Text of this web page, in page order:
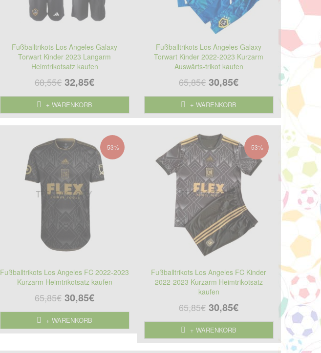
Fußballtrikots Los Angeles Galaxy
Torwart Kinder 2023 Langarm
Heimtrikotsatz kaufen
68,55€ 32,85€
+ WARENKORB
Fußballtrikots Los Angeles Galaxy
Torwart Kinder 2022-2023 Kurzarm
Auswärts-trikot kaufen
65,85€ 30,85€
+ WARENKORB
-53%
Fußballtrikots Los Angeles FC 2022-2023
Kurzarm Heimtrikotsatz kaufen
65,85€ 30,85€
+ WARENKORB
-53%
Fußballtrikots Los Angeles FC Kinder
2022-2023 Kurzarm Heimtrikotsatz
kaufen
65,85€ 30,85€
+ WARENKORB